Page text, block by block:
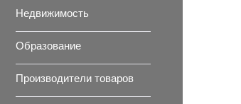
Недвижимость
Образование
Производители товаров